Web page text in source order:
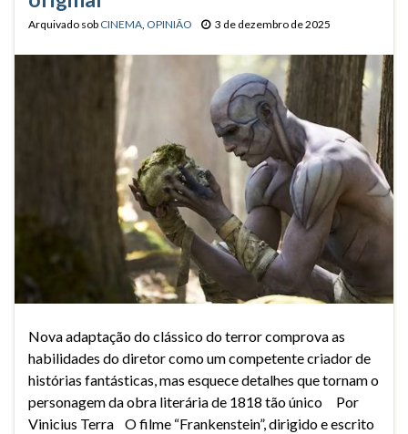
Arquivado sob CINEMA, OPINIÃO 3 de dezembro de 2025
Nova adaptação do clássico do terror comprova as
habilidades do diretor como um competente criador de
histórias fantásticas, mas esquece detalhes que tornam o
personagem da obra literária de 1818 tão único Por
Vinicius Terra O filme “Frankenstein”, dirigido e escrito